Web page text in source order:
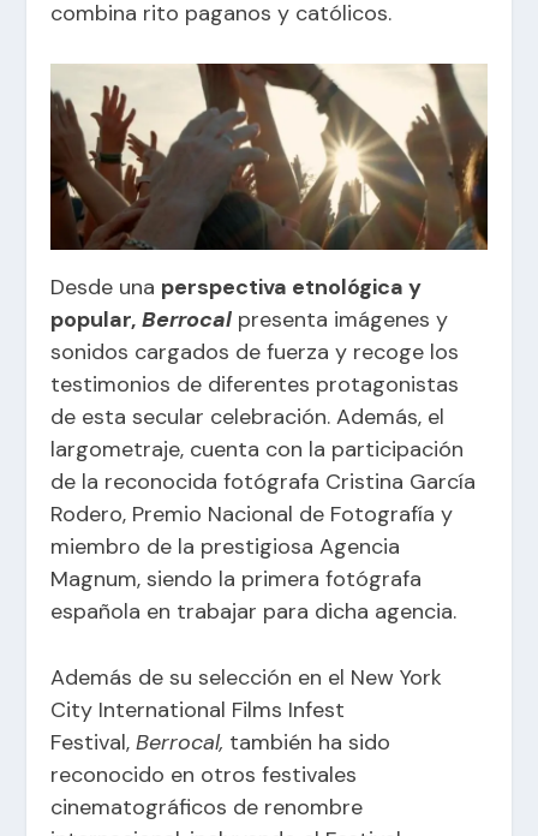
combina rito paganos y católicos.
Desde una perspectiva etnológica y
popular, Berrocal presenta imágenes y
sonidos cargados de fuerza y recoge los
testimonios de diferentes protagonistas
de esta secular celebración. Además, el
largometraje, cuenta con la participación
de la reconocida fotógrafa Cristina García
Rodero, Premio Nacional de Fotografía y
miembro de la prestigiosa Agencia
Magnum, siendo la primera fotógrafa
española en trabajar para dicha agencia.
Además de su selección en el New York
City International Films Infest
Festival,Berrocal, también ha sido
reconocido en otros festivales
cinematográficos de renombre